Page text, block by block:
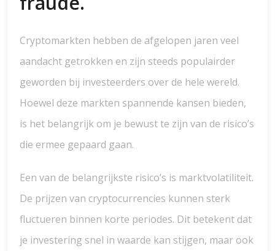
Cryptomarkten hebben de afgelopen jaren veel
aandacht getrokken en zijn steeds populairder
geworden bij investeerders over de hele wereld.
Hoewel deze markten spannende kansen bieden,
is het belangrijk om je bewust te zijn van de risico’s
die ermee gepaard gaan.
Een van de belangrijkste risico’s is marktvolatiliteit.
De prijzen van cryptocurrencies kunnen sterk
fluctueren binnen korte periodes. Dit betekent dat
je investering snel in waarde kan stijgen, maar ook